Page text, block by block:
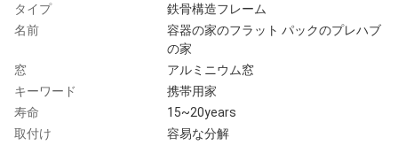
タイプ
鉄骨構造フレーム
名前
容器の家のフラット パックのプレハブ
の家
窓
アルミニウム窓
キーワード
携帯用家
寿命
15~20years
取付け
容易な分解